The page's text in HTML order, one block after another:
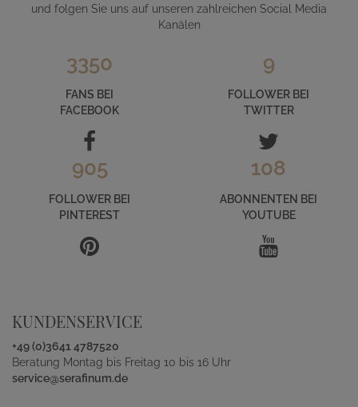
und folgen Sie uns auf unseren zahlreichen Social Media
Kanälen
3350
FANS BEI
FACEBOOK
9
FOLLOWER BEI
TWITTER
905
FOLLOWER BEI
PINTEREST
108
ABONNENTEN BEI
YOUTUBE
KUNDENSERVICE
+49 (0)3641 4787520
Beratung Montag bis Freitag 10 bis 16 Uhr
service@serafinum.de